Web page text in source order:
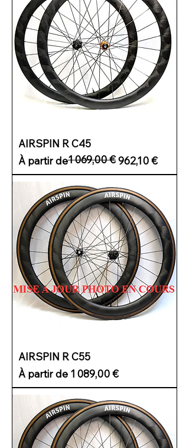
AIRSPIN R C45
À partir de
Prix original1 069,00 €962,10 €
Prix promotionnel
AIRSPIN R C55
À partir de 1 089,00 €
Prix promotionnel